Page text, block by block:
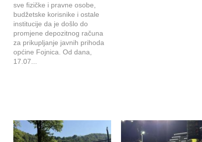
sve fizičke i pravne osobe,
budžetske korisnike i ostale
institucije da je došlo do
promjene depozitnog računa
za prikupljanje javnih prihoda
općine Fojnica. Od dana,
17.07...